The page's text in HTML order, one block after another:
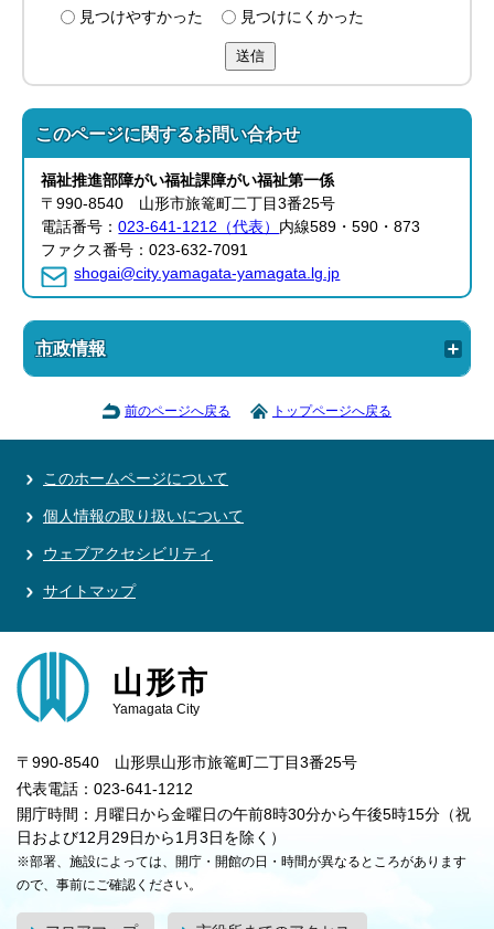
見つけやすかった
見つけにくかった
送信
このページに関するお問い合わせ
福祉推進部障がい福祉課障がい福祉第一係
〒990-8540 山形市旅篭町二丁目3番25号
電話番号：023-641-1212（代表） 内線589・590・873
ファクス番号：023-632-7091
shogai@city.yamagata-yamagata.lg.jp
市政情報
前のページへ戻る トップページへ戻る
このホームページについて
個人情報の取り扱いについて
ウェブアクセシビリティ
サイトマップ
山形市
Yamagata City
〒990-8540 山形県山形市旅篭町二丁目3番25号
代表電話：023-641-1212
開庁時間：月曜日から金曜日の午前8時30分から午後5時15分（祝
日および12月29日から1月3日を除く）
※部署、施設によっては、開庁・開館の日・時間が異なるところがあります
ので、事前にご確認ください。